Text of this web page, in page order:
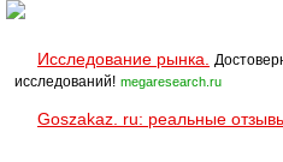
Исследование рынка.
исследований! megaresearch.ru
Goszakaz. ru: реальные